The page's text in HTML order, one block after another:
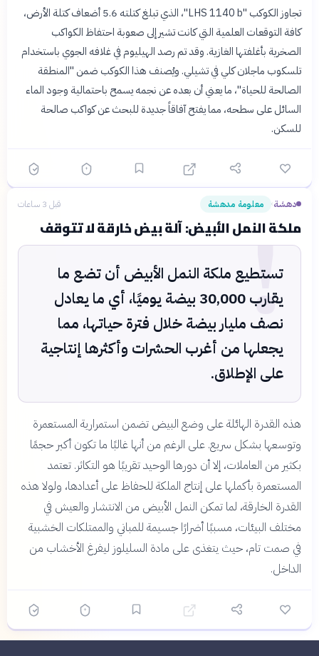
تجاوز الكوكب "LHS 1140 b"، الذي تبلغ كتلته 5.6 أضعاف كتلة الأرض،
كافة التوقعات العلمية التي كانت تشير إلى صعوبة احتفاظ الكواكب
الصخرية بأغلفتها الغازية. وقد تم رصد الهيليوم في غلافه الجوي باستخدام
تلسكوب ماجلان كلي في تشيلي. ويُصنف هذا الكوكب ضمن "المنطقة
الصالحة للحياة"، ما يعني أن بعده عن نجمه يسمح باحتمالية وجود الماء
السائل على سطحه، مما يفتح آفاقاً جديدة للبحث عن كواكب صالحة
للسكن.
دهشة› معلومة مدهشة قبل 3 ساعات
ملكة النمل الأبيض: آلة بيض خارقة لا تتوقف
!
تستطيع ملكة النمل الأبيض أن تضع ما
يقارب 30,000 بيضة يوميًا، أي ما يعادل
نصف مليار بيضة خلال فترة حياتها، مما
يجعلها من أغرب الحشرات وأكثرها إنتاجية
على الإطلاق.
هذه القدرة الهائلة على وضع البيض تضمن استمرارية المستعمرة
وتوسعها بشكل سريع. على الرغم من أنها غالبًا ما تكون أكبر حجمًا
بكثير من العاملات، إلا أن دورها الوحيد تقريبًا هو التكاثر. تعتمد
المستعمرة بأكملها على إنتاج الملكة للحفاظ على أعدادها، ولولا هذه
القدرة الخارقة، لما تمكن النمل الأبيض من الانتشار والعيش في
مختلف البيئات، مسببًا أضرارًا جسيمة للمباني والممتلكات الخشبية
في صمت تام، حيث يتغذى على مادة السليلوز ليفرغ الأخشاب من
الداخل.